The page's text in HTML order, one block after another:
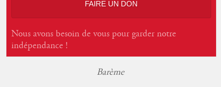
FAIRE UN DON
Nous avons besoin de vous pour garder notre
indépendance !
Barème